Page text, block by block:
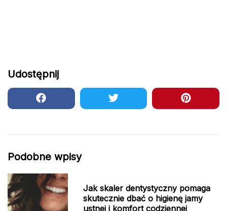
Udostępnij
Podobne wpisy
Jak skaler dentystyczny pomaga
skutecznie dbać o higienę jamy
ustnej i komfort codziennej